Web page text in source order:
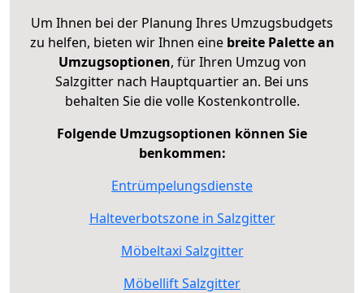
Um Ihnen bei der Planung Ihres Umzugsbudgets
zu helfen, bieten wir Ihnen eine breite Palette an
Umzugsoptionen, für Ihren Umzug von
Salzgitter nach Hauptquartier an. Bei uns
behalten Sie die volle Kostenkontrolle.
Folgende Umzugsoptionen können Sie
benkommen:
Entrümpelungsdienste
Halteverbotszone in Salzgitter
Möbeltaxi Salzgitter
Möbellift Salzgitter